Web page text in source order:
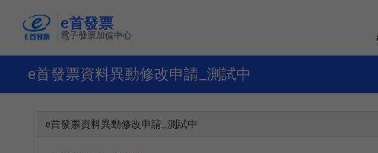
e首發票
電子發票加值中心
e首發票資料異動修改申請_測試中
e首發票資料異動修改申請_測試中